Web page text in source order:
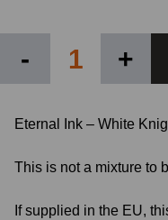
- +
Eternal Ink – White
This is not a mixture to
If supplied in the EU,